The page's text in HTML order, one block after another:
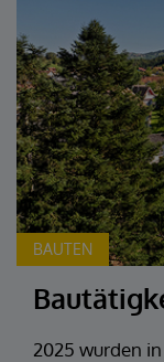
BAUTEN
2025 wurden